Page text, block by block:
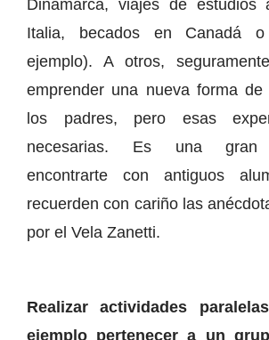
Dinamarca, viajes de estudios
Italia, becados en Canadá
ejemplo). A otros,
emprender una nueva forma
los padres, pero esas
necesarias. Es una gran
encontrarte con antiguos
recuerden con cariño las
por el Vela Zanetti.
Realizar actividades
ejemplo pertenecer a un